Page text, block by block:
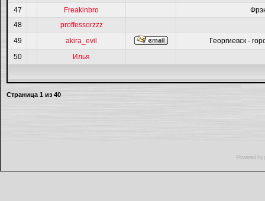
47
Freakinbro
48
proffessorzzz
49
akira_evil
Георгиевск -
50
Илья
Страница 1 из 40
Powered by